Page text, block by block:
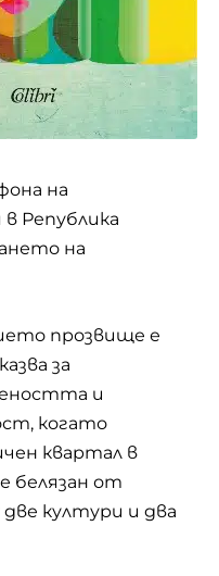
на
Република
на
прозвище е
за
и
когато
квартал в
от
култури и два